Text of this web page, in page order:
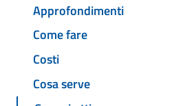
Approfondimenti
Come fare
Costi
Cosa serve